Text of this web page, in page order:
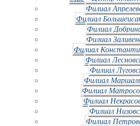
Филиал
Филиал
Филиал
Филиал
Филиал
Филиал
Филиал
Филиал
Филиал
Филиал
Филиал
Филиал